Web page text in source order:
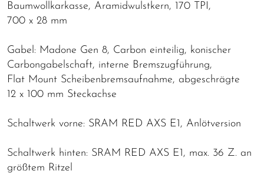
Baumwollkarkasse, Aramidwulstkern, 170 TPI,
700 x 28 mm
Gabel: Madone Gen 8, Carbon einteilig, konischer
Carbongabelschaft, interne Bremszugführung,
Flat Mount Scheibenbremsaufnahme, abgeschrägte
12 x 100 mm Steckachse
Schaltwerk vorne: SRAM RED AXS E1, Anlötversion
Schaltwerk hinten: SRAM RED AXS E1, max. 36 Z. an
größtem Ritzel